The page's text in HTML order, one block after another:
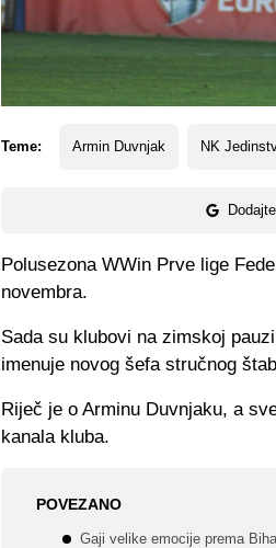
Teme: Armin Duvnjak NK
Polusezona WWin Prve lige
novembra.
Sada su klubovi na zimskoj
imenuje novog šefa stručnog
Riječ je o Arminu Duvnjaku, a
kanala kluba.
POVEZANO
Gaji velike emocije prema